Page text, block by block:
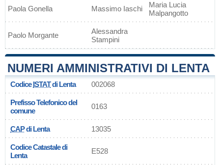
Paola Gonella Massimo Iaschi
Maria Lucia
Malpangotto
Paolo Morgante
Alessandra
Stampini
NUMERI AMMINISTRATIVI DI LENTA
CodiceISTATdi Lenta 002068
Prefisso Telefonico del
comune
0163
CAPdi Lenta 13035
Codice Catastale di
Lenta
E528